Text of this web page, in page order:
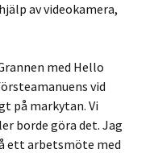
av videokamera,
med Hello
vid
på markytan. Vi
borde göra det. Jag
ett arbetsmöte med